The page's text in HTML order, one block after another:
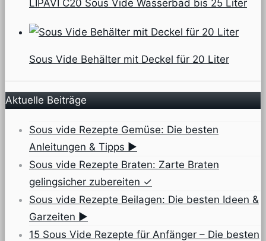
LIPAVI C20 Sous Vide Wasserbad bis 25 Liter
Sous Vide Behälter mit Deckel für 20 Liter
Aktuelle Beiträge
Sous vide Rezepte Gemüse: Die besten
Anleitungen & Tipps ▶
Sous vide Rezepte Braten: Zarte Braten
gelingsicher zubereiten ✓
Sous vide Rezepte Beilagen: Die besten Ideen &
Garzeiten ▶
15 Sous Vide Rezepte für Anfänger – Die besten